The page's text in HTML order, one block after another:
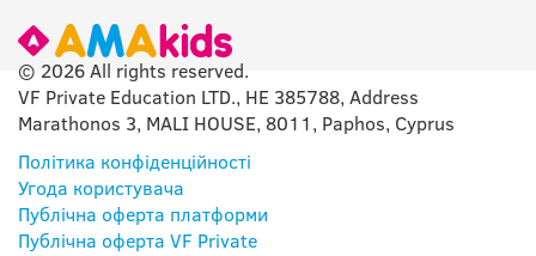
© 2026 All rights reserved.
VF Private Education LTD., HE 385788, Address
Marathonos 3, MALI HOUSE, 8011, Paphos, Cyprus
Політика конфіденційності
Угода користувача
Публічна оферта платформи
Публічна оферта VF Private